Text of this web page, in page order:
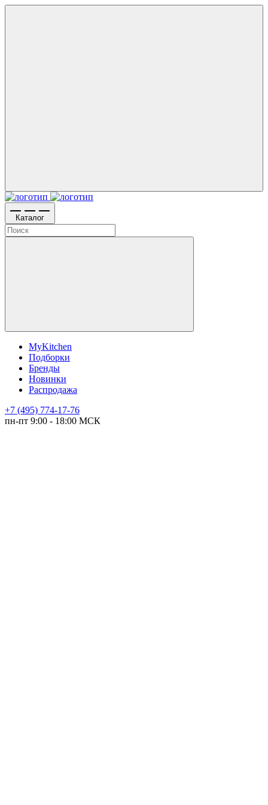
Каталог
MyKitchen
Подборки
Бренды
Новинки
Распродажа
+7 (495) 774-17-76
пн-пт 9:00 - 18:00 МСК